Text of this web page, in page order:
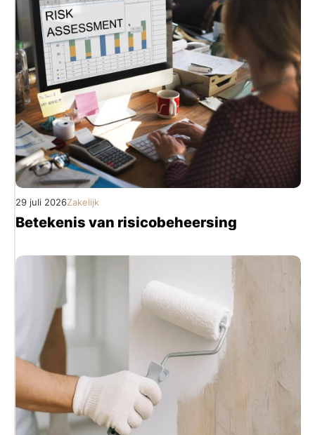
29 juli 2026Zakelijk
Betekenis van risicobeheersing